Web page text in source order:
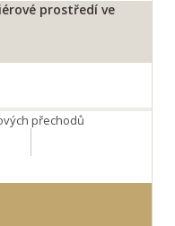
prostředí ve
přechodů